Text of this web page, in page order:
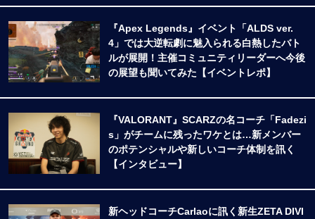
『Apex Legends』イベント「ALDS ver.
4」では大逆転劇に魅入られる白熱したバト
ルが展開！主催コミュニティリーダーへ今後
の展望も聞いてみた【イベントレポ】
『VALORANT』SCARZの名コーチ「Fadezi
s」がチームに残ったワケとは…新メンバー
のポテンシャルや新しいコーチ体制を訊く
【インタビュー】
新ヘッドコーチCarlaoに訊く新生ZETA DIVI